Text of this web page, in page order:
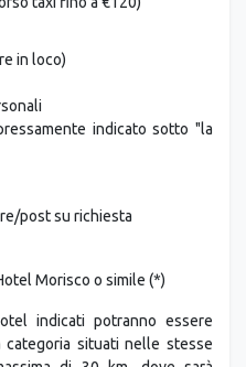
in loco)
indicato sotto "la
post su richiesta
situati nelle stesse
di 30 km, dove sarà